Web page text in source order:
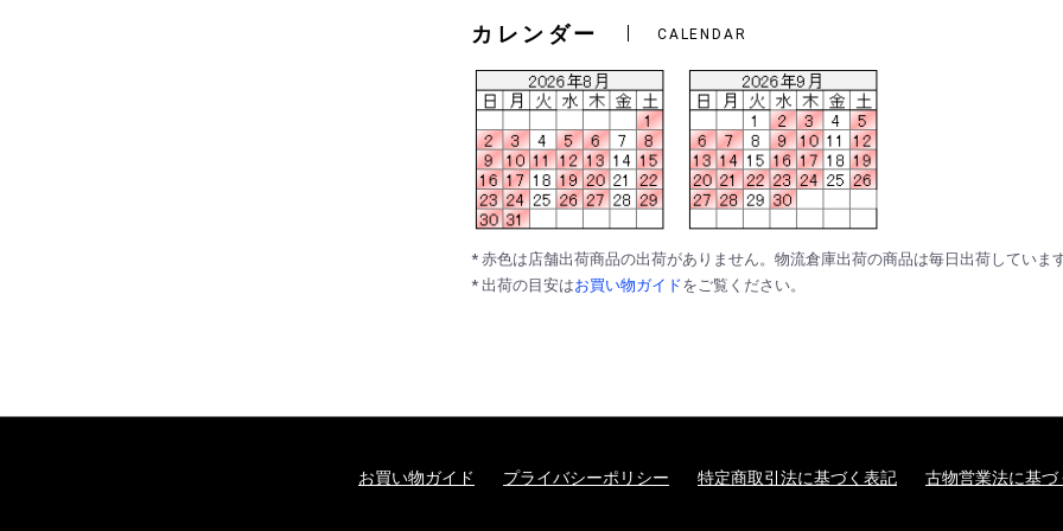
カレンダー CALENDAR
* 赤色は店舗出荷商品の出荷がありません。物流倉庫出荷の商品は毎日出荷しています
* 出荷の目安はお買い物ガイドをご覧ください。
お買い物ガイド プライバシーポリシー 特定商取引法に基づく表記 古物営業法に基づ